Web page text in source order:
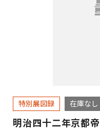
特別展図録 在庫なし
明治四十二年京都